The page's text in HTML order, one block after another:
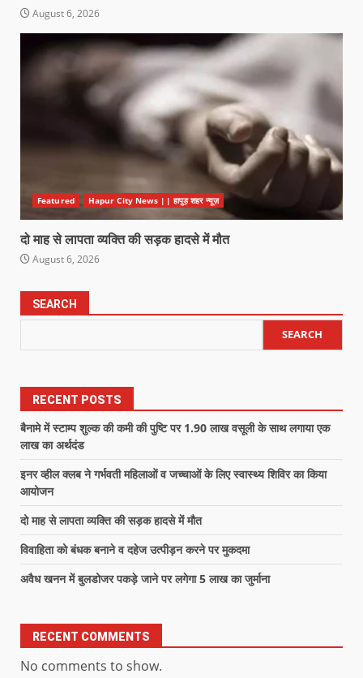
August 6, 2026
Featured Hapur City News || हापुड़ शहर न्यूज़
दो माह से लापता व्यक्ति की सड़क हादसे में मौत
August 6, 2026
SEARCH
SEARCH
RECENT POSTS
बैनामे में स्टाम्प शुल्क की कमी की पुष्टि पर 1.90 लाख वसूली के साथ लगाया एक
लाख का अर्थदंड
इनर व्हील क्लब ने गर्भवती महिलाओं व जच्चाओं के लिए स्वास्थ्य शिविर का किया
आयोजन
दो माह से लापता व्यक्ति की सड़क हादसे में मौत
विवाहिता को बंधक बनाने व दहेज उत्पीड़न करने पर मुकदमा
अवैध खनन में बुलडोजर पकड़े जाने पर लगेगा 5 लाख का जुर्माना
RECENT COMMENTS
No comments to show.